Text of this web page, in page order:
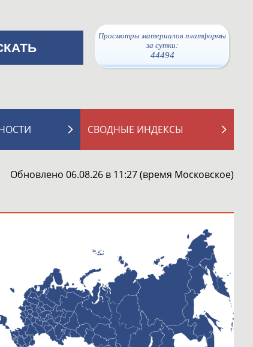
Просмотры материалов платформы
за сутки:
44494
СВОДНЫЕ ИНДЕКСЫ
Обновлено 06.08.26 в 11:27 (время Московское)